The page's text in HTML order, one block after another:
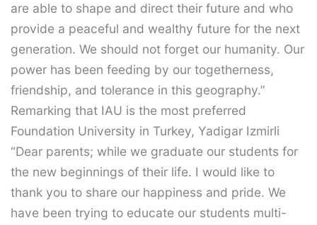
are able to shape and direct their future and who
provide a peaceful and wealthy future for the next
generation. We should not forget our humanity. Our
power has been feeding by our togetherness,
friendship, and tolerance in this geography.”
Remarking that IAU is the most preferred
Foundation University in Turkey, Yadigar Izmirli
“Dear parents; while we graduate our students for
the new beginnings of their life. I would like to
thank you to share our happiness and pride. We
have been trying to educate our students multi-